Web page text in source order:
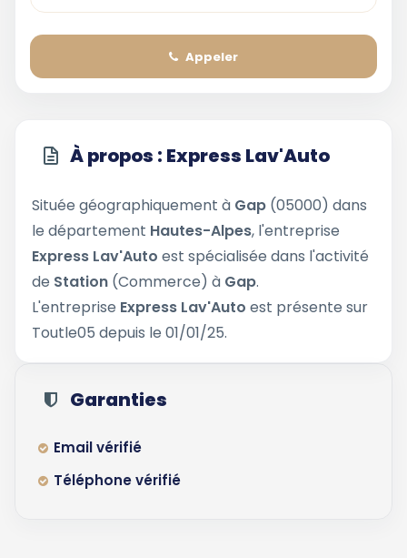
Appeler
À propos : Express Lav'Auto
Située géographiquement à Gap (05000) dans
le département Hautes-Alpes, l'entreprise
Express Lav'Auto est spécialisée dans l'activité
de Station (Commerce) à Gap.
L'entreprise Express Lav'Auto est présente sur
Toutle05 depuis le 01/01/25.
Garanties
Email vérifié
Téléphone vérifié